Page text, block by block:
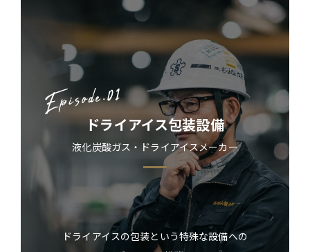
ドライアイス包装設備
液化炭酸ガス・ドライアイスメーカー
ドライアイスの包装という特殊な設備への